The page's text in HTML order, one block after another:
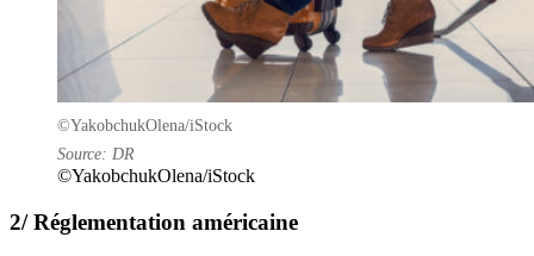
©YakobchukOlena/iStock
Source: DR
©YakobchukOlena/iStock
2/ Réglementation américaine